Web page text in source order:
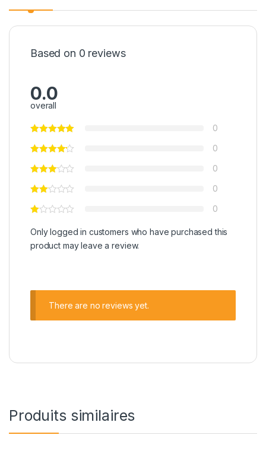
Based on 0 reviews
0.0
overall
0
0
0
0
0
Only logged in customers who have purchased this
product may leave a review.
There are no reviews yet.
Produits similaires